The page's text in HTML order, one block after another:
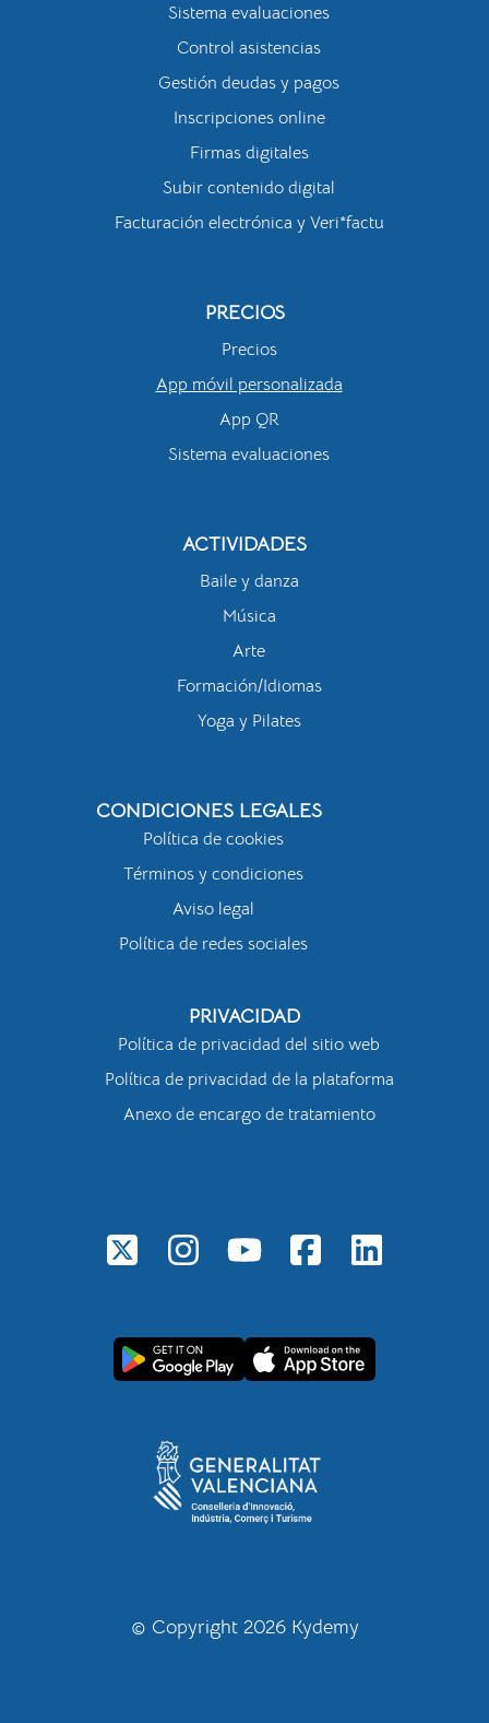
Sistema evaluaciones
Control asistencias
Gestión deudas y pagos
Inscripciones online
Firmas digitales
Subir contenido digital
Facturación electrónica y Veri*factu
PRECIOS
Precios
App móvil personalizada
App QR
Sistema evaluaciones
ACTIVIDADES
Baile y danza
Música
Arte
Formación/Idiomas
Yoga y Pilates
CONDICIONES LEGALES
Política de cookies
Términos y condiciones
Aviso legal
Política de redes sociales
PRIVACIDAD
Política de privacidad del sitio web
Política de privacidad de la plataforma
Anexo de encargo de tratamiento
© Copyright 2026 Kydemy